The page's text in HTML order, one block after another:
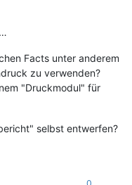
Facts unter anderem
zu verwenden?
"Druckmodul" für
selbst entwerfen?